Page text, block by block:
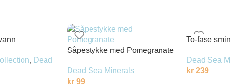
, Dead
Såpestykke med Pomegranate
Dead Sea Minerals
kr 99
To-fase
Dead Sea
kr 239